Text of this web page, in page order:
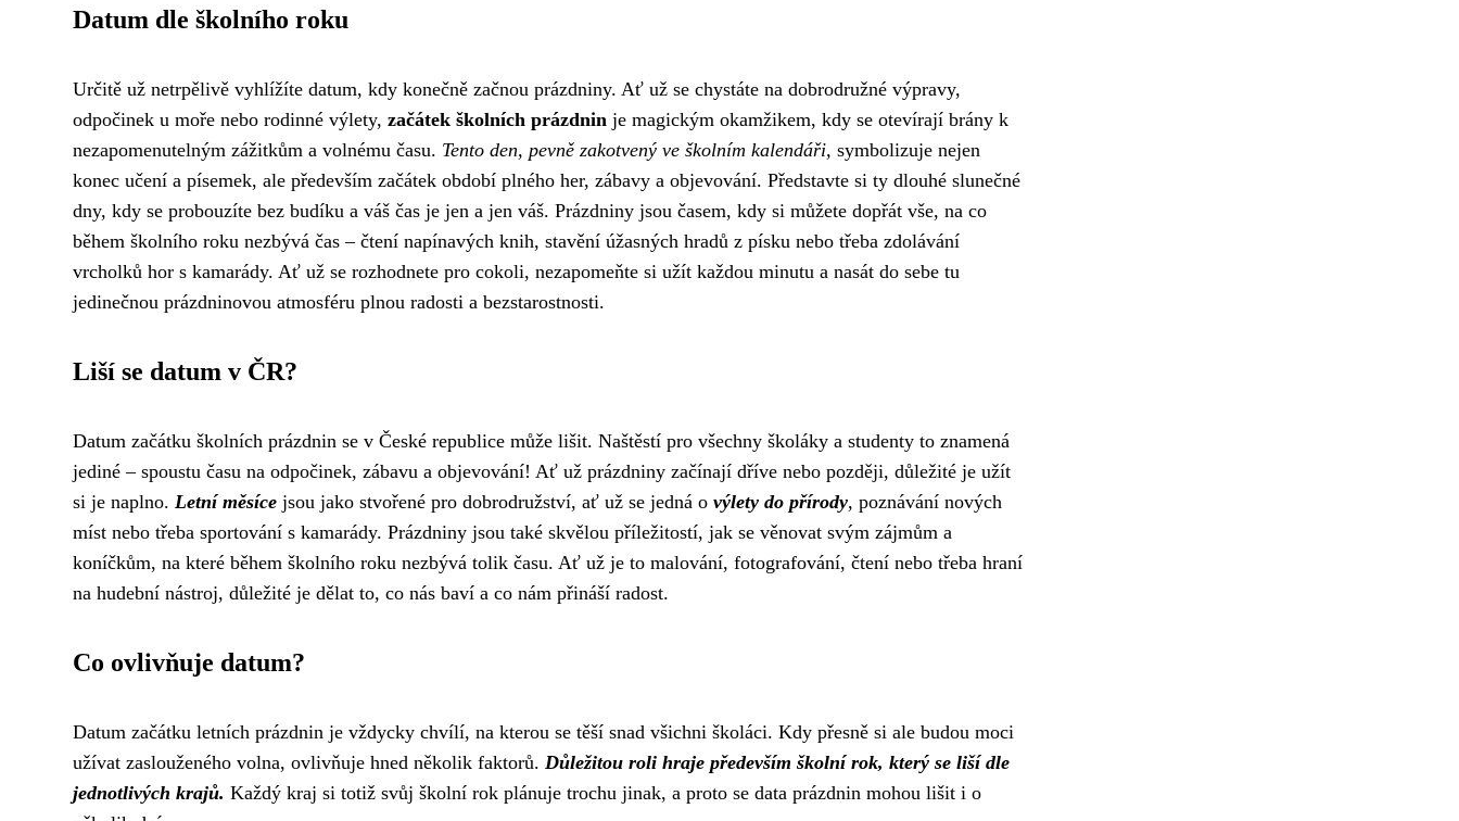
Datum dle školního roku
Určitě už netrpělivě vyhlížíte datum, kdy konečně začnou prázdniny. Ať už se chystáte na dobrodružné výpravy,
odpočinek u moře nebo rodinné výlety, začátek školních prázdnin je magickým okamžikem, kdy se otevírají brány k
nezapomenutelným zážitkům a volnému času. Tento den, pevně zakotvený ve školním kalendáři, symbolizuje nejen
konec učení a písemek, ale především začátek období plného her, zábavy a objevování. Představte si ty dlouhé slunečné
dny, kdy se probouzíte bez budíku a váš čas je jen a jen váš. Prázdniny jsou časem, kdy si můžete dopřát vše, na co
během školního roku nezbývá čas – čtení napínavých knih, stavění úžasných hradů z písku nebo třeba zdolávání
vrcholků hor s kamarády. Ať už se rozhodnete pro cokoli, nezapomeňte si užít každou minutu a nasát do sebe tu
jedinečnou prázdninovou atmosféru plnou radosti a bezstarostnosti.
Liší se datum v ČR?
Datum začátku školních prázdnin se v České republice může lišit. Naštěstí pro všechny školáky a studenty to znamená
jediné – spoustu času na odpočinek, zábavu a objevování! Ať už prázdniny začínají dříve nebo později, důležité je užít
si je naplno. Letní měsíce jsou jako stvořené pro dobrodružství, ať už se jedná o výlety do přírody, poznávání nových
míst nebo třeba sportování s kamarády. Prázdniny jsou také skvělou příležitostí, jak se věnovat svým zájmům a
koníčkům, na které během školního roku nezbývá tolik času. Ať už je to malování, fotografování, čtení nebo třeba hraní
na hudební nástroj, důležité je dělat to, co nás baví a co nám přináší radost.
Co ovlivňuje datum?
Datum začátku letních prázdnin je vždycky chvílí, na kterou se těší snad všichni školáci. Kdy přesně si ale budou moci
užívat zaslouženého volna, ovlivňuje hned několik faktorů. Důležitou roli hraje především školní rok, který se liší dle
jednotlivých krajů. Každý kraj si totiž svůj školní rok plánuje trochu jinak, a proto se data prázdnin mohou lišit i o